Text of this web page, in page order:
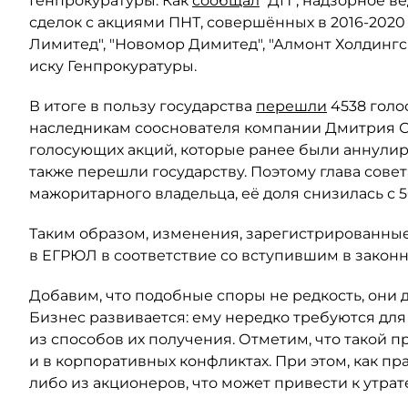
сделок с акциями ПНТ, совершённых в 2016-
Лимитед", "Новомор Димитед", "Алмонт
иску Генпрокуратуры.
В итоге в пользу государства перешли 4538
наследникам сооснователя компании Дмитрия
голосующих акций, которые ранее были
также перешли государству. Поэтому глава
мажоритарного владельца, её доля снизилась с
Таким образом, изменения,
в ЕГРЮЛ в соответствие со вступившим в
Добавим, что подобные споры не редкость, они
Бизнес развивается: ему нередко требуются
из способов их получения. Отметим, что такой
и в корпоративных конфликтах. При этом, как
либо из акционеров, что может привести к